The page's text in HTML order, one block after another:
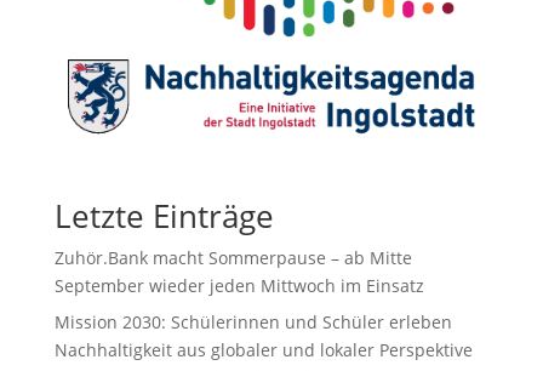
Letzte Einträge
Zuhör.Bank macht Sommerpause – ab Mitte
September wieder jeden Mittwoch im Einsatz
Mission 2030: Schülerinnen und Schüler erleben
Nachhaltigkeit aus globaler und lokaler Perspektive